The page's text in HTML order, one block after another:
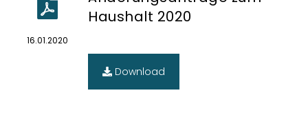
16.01.2020
Haushalt 2020
Download